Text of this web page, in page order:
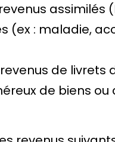
assimilés
(ex : maladie,
de livrets
de biens